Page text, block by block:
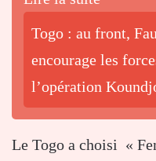
Togo : au front,
encourage les
l’opération
Le Togo a choisi «